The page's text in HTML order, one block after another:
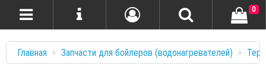
0
Главная Запчасти для бойлеров (водонагревателей)